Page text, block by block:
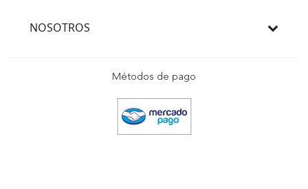
NOSOTROS
Métodos de pago